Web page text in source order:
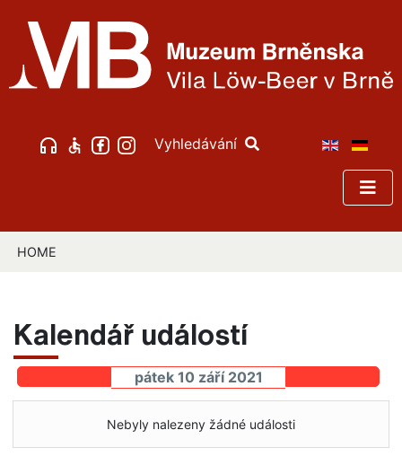
Vyhledávání
HOME
Kalendář událostí
pátek 10 září 2021
Nebyly nalezeny žádné události